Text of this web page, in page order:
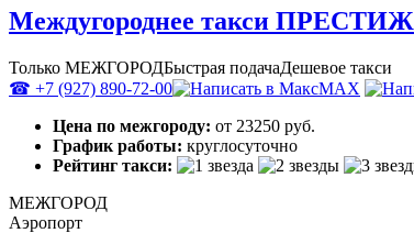
Междугороднее такси ПРЕСТИЖ
Только МЕЖГОРОДБыстрая подачаДешевое такси
☎ +7 (927) 890-72-00
MAX
Цена по межгороду: от 23250 руб.
График работы: круглосуточно
Рейтинг такси:
МЕЖГОРОД
Аэропорт